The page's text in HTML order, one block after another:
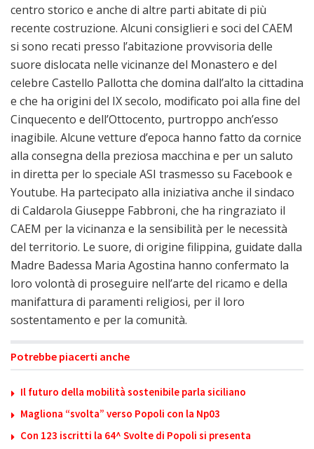
centro storico e anche di altre parti abitate di più
recente costruzione. Alcuni consiglieri e soci del CAEM
si sono recati presso l’abitazione provvisoria delle
suore dislocata nelle vicinanze del Monastero e del
celebre Castello Pallotta che domina dall’alto la cittadina
e che ha origini del IX secolo, modificato poi alla fine del
Cinquecento e dell’Ottocento, purtroppo anch’esso
inagibile. Alcune vetture d’epoca hanno fatto da cornice
alla consegna della preziosa macchina e per un saluto
in diretta per lo speciale ASI trasmesso su Facebook e
Youtube. Ha partecipato alla iniziativa anche il sindaco
di Caldarola Giuseppe Fabbroni, che ha ringraziato il
CAEM per la vicinanza e la sensibilità per le necessità
del territorio. Le suore, di origine filippina, guidate dalla
Madre Badessa Maria Agostina hanno confermato la
loro volontà di proseguire nell’arte del ricamo e della
manifattura di paramenti religiosi, per il loro
sostentamento e per la comunità.
Potrebbe piacerti anche
Il futuro della mobilità sostenibile parla siciliano
Magliona “svolta” verso Popoli con la Np03
Con 123 iscritti la 64^ Svolte di Popoli si presenta